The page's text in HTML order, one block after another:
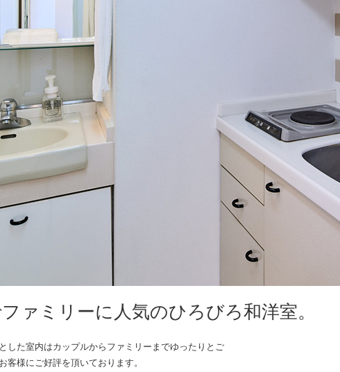
ァミリーに人気のひろびろ和洋室。
した室内はカップルからファミリーまでゆったりとご
客様にご好評を頂いております。